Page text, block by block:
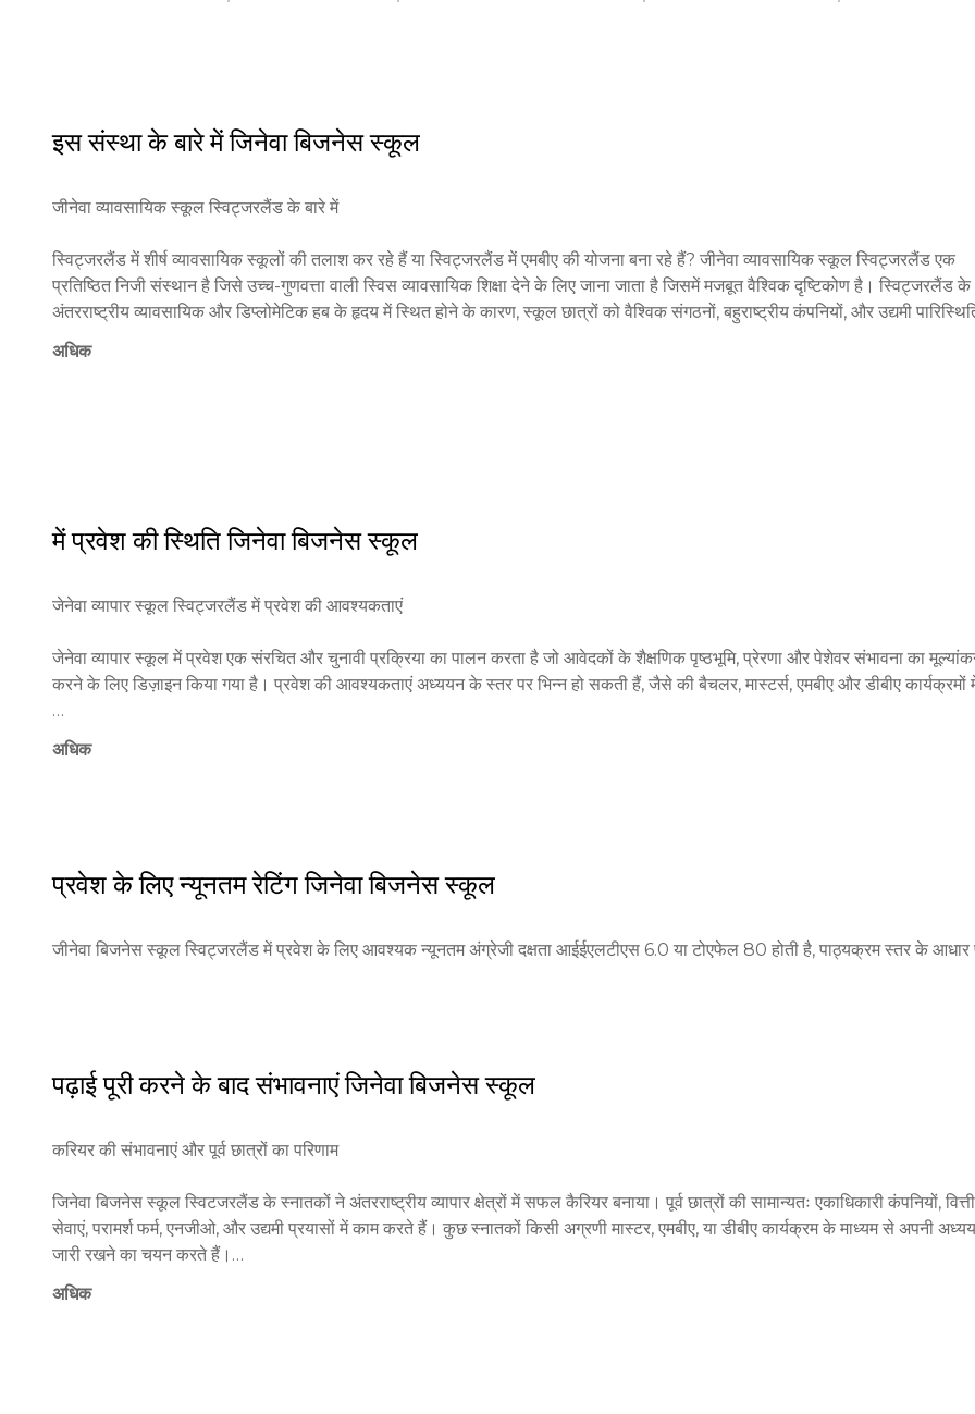
इस संस्था के बारे में जिनेवा बिजनेस स्कूल
जीनेवा व्यावसायिक स्कूल स्विट्जरलैंड के बारे में
स्विट्जरलैंड में शीर्ष व्यावसायिक स्कूलों की तलाश कर रहे हैं या स्विट्जरलैंड में एमबीए की योजना बना रहे हैं? जीनेवा व्यावसायिक स्कूल स्विट्जरलैंड एक
प्रतिष्ठित निजी संस्थान है जिसे उच्च-गुणवत्ता वाली स्विस व्यावसायिक शिक्षा देने के लिए जाना जाता है जिसमें मजबूत वैश्विक दृष्टिकोण है। स्विट्जरलैंड के
अंतरराष्ट्रीय व्यावसायिक और डिप्लोमेटिक हब के हृदय में स्थित होने के कारण, स्कूल छात्रों को वैश्विक संगठनों, बहुराष्ट्रीय कंपनियों, और उद्यमी
के साथ सीधी प्रासंगिकता प्रदान करता है।
संस्थान शिक्षा की उच्चतम मानकों, अंतरराष्ट्रीय सहयोग, और पेशेवर विकास पर मजबूत जोर रखता है। इसका अंतरराष्ट्रीय मान्यता और ऊच्च शैक्षिक
प्रति समर्पण विश्वभर से आने वाले आंतर्राष्ट्रिय छात्रों के लिए एक आकर्षक विकल्प बनाता है। छात्र भविष्य के व्यावसायिक नेताओं को एक वैश्विक व्यापार
अधिक
में प्रवेश की स्थिति जिनेवा बिजनेस स्कूल
जेनेवा व्यापार स्कूल स्विट्जरलैंड में प्रवेश की आवश्यकताएं
जेनेवा व्यापार स्कूल में प्रवेश एक संरचित और चुनावी प्रक्रिया का पालन करता है जो आवेदकों के शैक्षणिक पृष्ठभूमि, प्रेरणा और पेशेवर संभावना का
करने के लिए डिज़ाइन किया गया है। प्रवेश की आवश्यकताएं अध्ययन के स्तर पर भिन्न हो सकती हैं, जैसे की बैचलर, मास्टर्स, एमबीए और डीबीए कार्यक्रमों
आवेदन प्रक्रिया
इंटरनेशनल मैनेजमेंट बैचलर - प्रवेश मानक
2) अंग्रेजी भाषा का प्रौद्योगिकता:
• TOEIC
3) लिखित केस स्टडी का उत्तर
• एक विद्यायी या पेशेवर संदर्भ
इंटरनेशनल मैनेजमेंट मास्टर - प्रवेश मानक
1) स्नातक की डिग्री या समकक्ष योग्यता
अधिक
प्रवेश के लिए न्यूनतम रेटिंग जिनेवा बिजनेस स्कूल
जीनेवा बिजनेस स्कूल स्विट्जरलैंड में प्रवेश के लिए आवश्यक न्यूनतम अंग्रेजी दक्षता आईईएलटीएस 6.0 या टोएफेल 80 होती है, पाठ्यक्रम स्तर के आधार
पढ़ाई पूरी करने के बाद संभावनाएं जिनेवा बिजनेस स्कूल
करियर की संभावनाएं और पूर्व छात्रों का परिणाम
जिनेवा बिजनेस स्कूल स्विटजरलैंड के स्नातकों ने अंतरराष्ट्रीय व्यापार क्षेत्रों में सफल कैरियर बनाया। पूर्व छात्रों की सामान्यतः एकाधिकारी कंपनियों,
सेवाएं, परामर्श फर्म, एनजीओ, और उद्यमी प्रयासों में काम करते हैं। कुछ स्नातकों किसी अग्रणी मास्टर, एमबीए, या डीबीए कार्यक्रम के माध्यम से अपनी
जारी रखने का चयन करते हैं।
स्कूल की स्विस शैक्षिक नींव, अंतरराष्ट्रीय मान्यता, उद्योग-संरेखित पाठ्यक्रम, और मजबूत वैश्विक नेटवर्क स्नातकों को प्रतिष्ठित अंतरराष्ट्रीय बाजारों में
अधिक